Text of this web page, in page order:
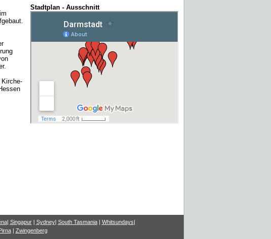
Stadtplan - Ausschnitt
| Singapur| Sydney| South Tasmania| Whitsundays|
| Zwingenberg